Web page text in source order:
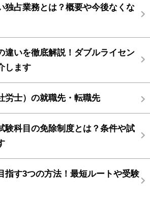
独占業務とは？概要や今後なくな
違いを徹底解説！ダブルライセン
します
労士）の就職先・転職先
験科目の免除制度とは？条件や試
指す3つの方法！最短ルートや受験